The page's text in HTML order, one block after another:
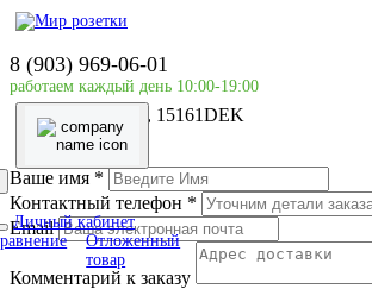
8 (903) 969-06-01
работаем каждый день 10:00-19:00
Личный кабинет
Отложенный
товар
Главная страница
DEKraft
Дифавтомат DEKraft ДИФ-101 1P+N
30мА (AC), 15161DEK
Ваше имя *
Контактный телефон *
Email
Комментарий к заказу